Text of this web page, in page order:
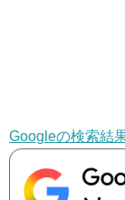
Googleの検索結